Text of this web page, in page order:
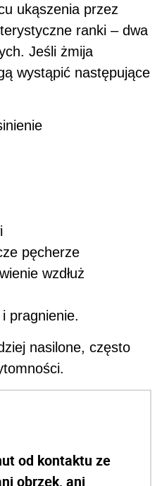
ukąszenia przez
ranki – dwa
Jeśli żmija
wystąpić następujące
pęcherze
wzdłuż
pragnienie.
nasilone, często
od kontaktu ze
obrzęk, ani